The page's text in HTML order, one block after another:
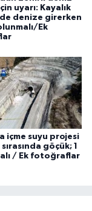
uyarı: Kayalık
denize girerken
Ek
içme suyu projesi
sırasında göçük; 1
/ Ek fotoğraflar